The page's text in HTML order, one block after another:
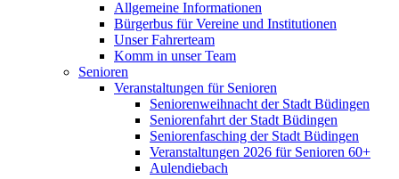
Allgemeine Informationen
Bürgerbus für Vereine und Institutionen
Unser Fahrerteam
Komm in unser Team
Senioren
Veranstaltungen für Senioren
Seniorenweihnacht der Stadt Büdingen
Seniorenfahrt der Stadt Büdingen
Seniorenfasching der Stadt Büdingen
Veranstaltungen 2026 für Senioren 60+
Aulendiebach